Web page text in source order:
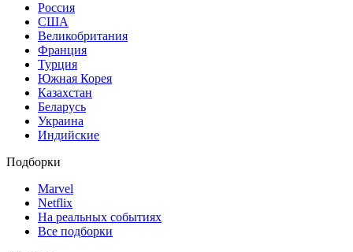
Россия
США
Великобритания
Франция
Турция
Южная Корея
Казахстан
Беларусь
Украина
Индийские
Подборки
Marvel
Netflix
На реальных событиях
Все подборки